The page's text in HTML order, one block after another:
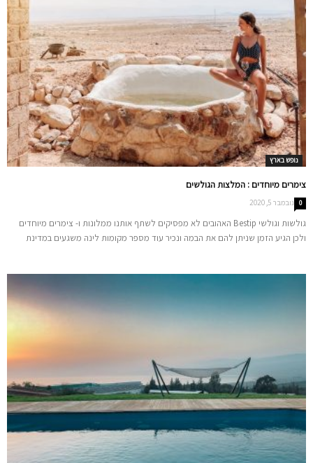
נופש בארץ
צימרים מיוחדים : המלצות הגולשים
נובמבר 5, 2020 0
גולשות וגולשי Bestip האהובים לא מפסיקים לשתף אותנו ממלונות ו- צימרים מיוחדים
ולכן הגיע הזמן שניתן להם את הבמה ונכיר עוד מספר מקומות לינה משגעים במדינת